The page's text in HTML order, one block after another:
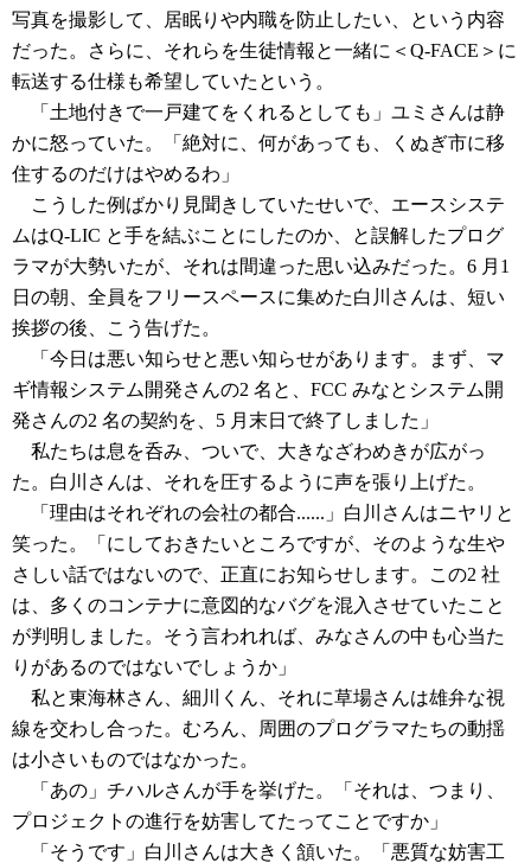
写真を撮影して、居眠りや内職を防止したい、という内容
だった。さらに、それらを生徒情報と一緒に＜Q-FACE＞に
転送する仕様も希望していたという。
「土地付きで一戸建てをくれるとしても」ユミさんは静
かに怒っていた。「絶対に、何があっても、くぬぎ市に移
住するのだけはやめるわ」
こうした例ばかり見聞きしていたせいで、エースシステ
ムはQ-LIC と手を結ぶことにしたのか、と誤解したプログ
ラマが大勢いたが、それは間違った思い込みだった。6 月1
日の朝、全員をフリースペースに集めた白川さんは、短い
挨拶の後、こう告げた。
「今日は悪い知らせと悪い知らせがあります。まず、マ
ギ情報システム開発さんの2 名と、FCC みなとシステム開
発さんの2 名の契約を、5 月末日で終了しました」
私たちは息を呑み、ついで、大きなざわめきが広がっ
た。白川さんは、それを圧するように声を張り上げた。
「理由はそれぞれの会社の都合......」白川さんはニヤリと
笑った。「にしておきたいところですが、そのような生や
さしい話ではないので、正直にお知らせします。この2 社
は、多くのコンテナに意図的なバグを混入させていたこと
が判明しました。そう言われれば、みなさんの中も心当た
りがあるのではないでしょうか」
私と東海林さん、細川くん、それに草場さんは雄弁な視
線を交わし合った。むろん、周囲のプログラマたちの動揺
は小さいものではなかった。
「あの」チハルさんが手を挙げた。「それは、つまり、
プロジェクトの進行を妨害してたってことですか」
「そうです」白川さんは大きく頷いた。「悪質な妨害工